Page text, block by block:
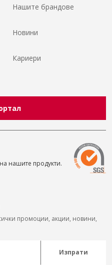
Нашите брандове
Новини
Кариери
нашите продукти.
промоции, акции, новини,
Изпрати